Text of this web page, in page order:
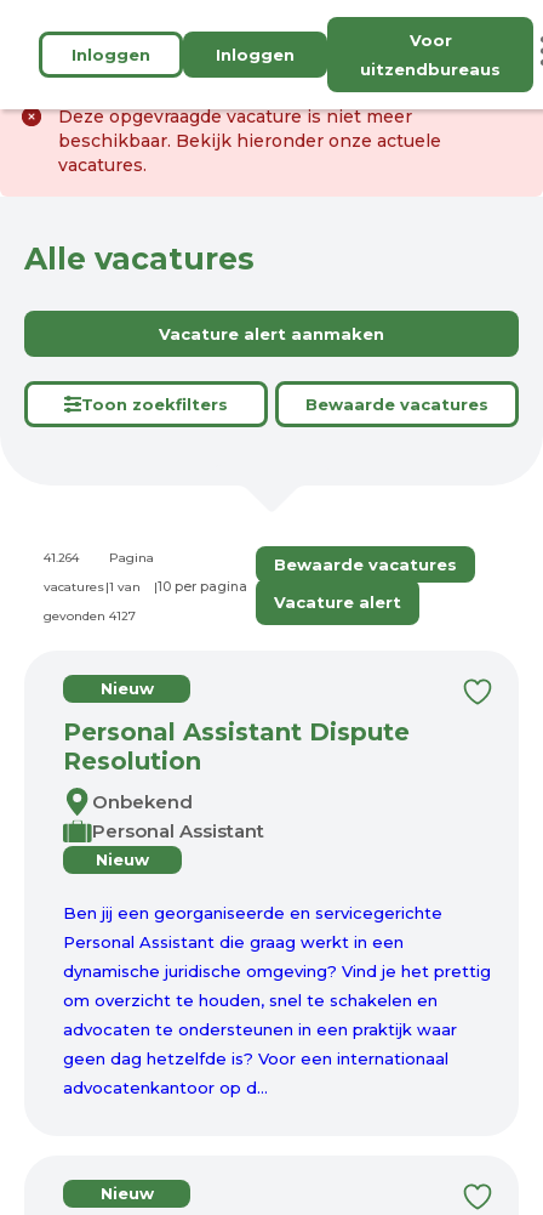
Inloggen Inloggen
Voor
uitzendbureaus
Deze opgevraagde vacature is niet meer
beschikbaar. Bekijk hieronder onze actuele
vacatures.
Alle vacatures
Vacature alert aanmaken
Toon zoekfilters Bewaarde vacatures
41.264
vacatures
gevonden
|
Pagina
1 van
4127
|
Bewaarde vacatures
Vacature alert
Nieuw
Personal Assistant Dispute
Resolution
Onbekend
Personal Assistant
Nieuw
Ben jij een georganiseerde en servicegerichte
Personal Assistant die graag werkt in een
dynamische juridische omgeving? Vind je het prettig
om overzicht te houden, snel te schakelen en
advocaten te ondersteunen in een praktijk waar
geen dag hetzelfde is? Voor een internationaal
advocatenkantoor op d...
Nieuw